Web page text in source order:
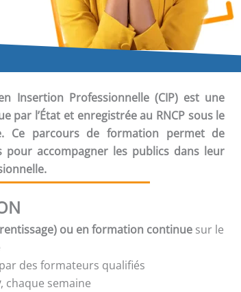
Insertion Professionnelle (CIP) est une
par l’État et enregistrée au RNCP sous le
Ce parcours de formation permet de
pour accompagner les publics dans leur
ou en formation continue sur le
par des formateurs qualifiés
, chaque semaine